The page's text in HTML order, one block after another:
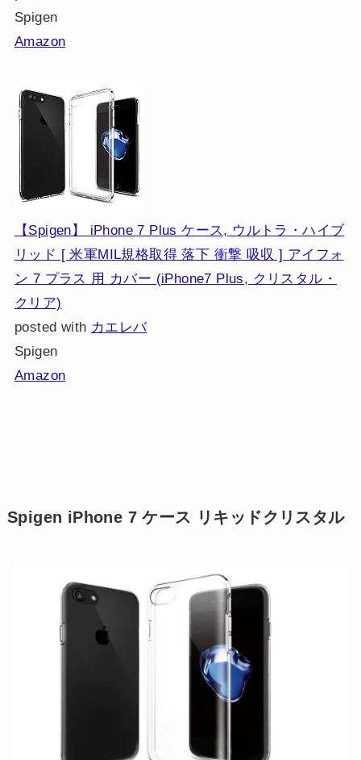
Spigen
Amazon
【Spigen】 iPhone 7 Plus ケース, ウルトラ・ハイブ
リッド [ 米軍MIL規格取得 落下 衝撃 吸収 ] アイフォ
ン 7 プラス 用 カバー (iPhone7 Plus, クリスタル・
クリア)
posted with カエレバ
Spigen
Amazon
Spigen iPhone 7 ケース リキッドクリスタル